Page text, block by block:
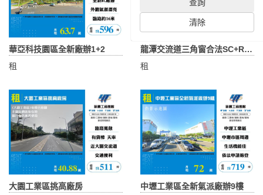
查詢
清除
華亞科技園區全新廠辦1+2
租
龍潭交流道三角窗合法SC+RC廠房
租
大園工業區挑高廠房
中壢工業區全新氣派廠辦9樓